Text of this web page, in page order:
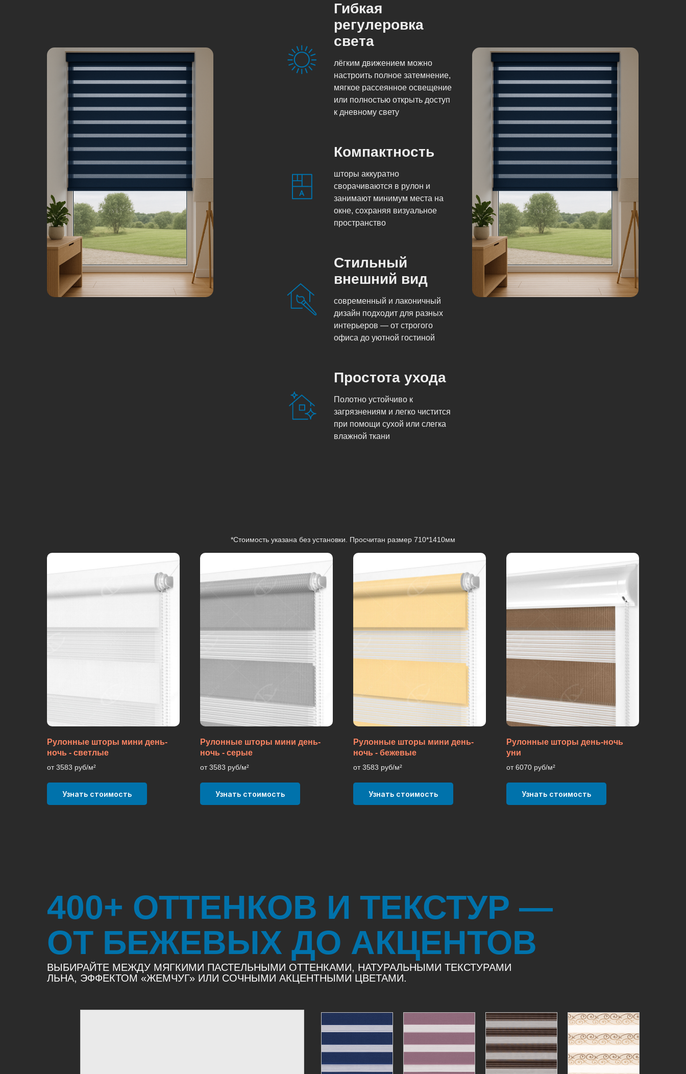
Гибкая
регулеровка
света
лёгким движением можно
настроить полное затемнение,
мягкое рассеянное освещение
или полностью открыть доступ
к дневному свету
Компактность
шторы аккуратно
сворачиваются в рулон и
занимают минимум места на
окне, сохраняя визуальное
пространство
Стильный
внешний вид
современный и лаконичный
дизайн подходит для разных
интерьеров — от строгого
офиса до уютной гостиной
Простота ухода
Полотно устойчиво к
загрязнениям и легко чистится
при помощи сухой или слегка
влажной ткани
*Стоимость указана без установки. Просчитан размер 710*1410мм
Рулонные шторы мини день-
ночь - светлые
от 3583 руб/м²
Узнать стоимость
Рулонные шторы мини день-
ночь - серые
от 3583 руб/м²
Узнать стоимость
Рулонные шторы мини день-
ночь - бежевые
от 3583 руб/м²
Узнать стоимость
Рулонные шторы день-ночь
уни
от 6070 руб/м²
Узнать стоимость
400+ ОТТЕНКОВ И ТЕКСТУР —
ОТ БЕЖЕВЫХ ДО АКЦЕНТОВ
ВЫБИРАЙТЕ МЕЖДУ МЯГКИМИ ПАСТЕЛЬНЫМИ ОТТЕНКАМИ, НАТУРАЛЬНЫМИ ТЕКСТУРАМИ
ЛЬНА, ЭФФЕКТОМ «ЖЕМЧУГ» ИЛИ СОЧНЫМИ АКЦЕНТНЫМИ ЦВЕТАМИ.